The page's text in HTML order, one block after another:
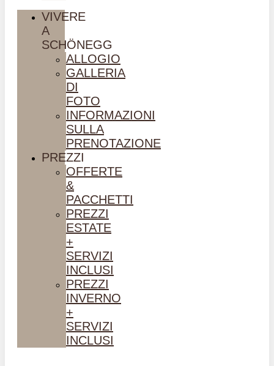
VIVERE
A
SCHÖNEGG
ALLOGIO
GALLERIA
DI
FOTO
INFORMAZIONI
SULLA
PRENOTAZIONE
PREZZI
OFFERTE
&
PACCHETTI
PREZZI
ESTATE
+
SERVIZI
INCLUSI
PREZZI
INVERNO
+
SERVIZI
INCLUSI